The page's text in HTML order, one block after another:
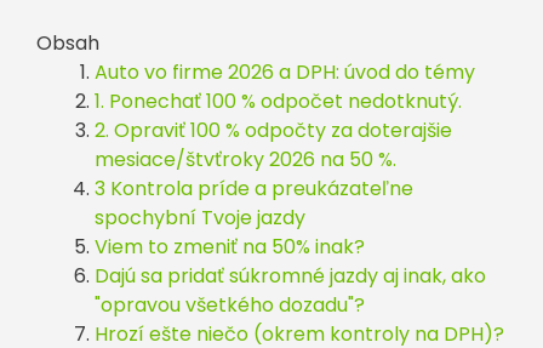
Obsah
Auto vo firme 2026 a DPH: úvod do témy
1. Ponechať 100 % odpočet nedotknutý.
2. Opraviť 100 % odpočty za doterajšie
mesiace/štvťroky 2026 na 50 %.
3 Kontrola príde a preukázateľne
spochybní Tvoje jazdy
Viem to zmeniť na 50% inak?
Dajú sa pridať súkromné jazdy aj inak, ako
"opravou všetkého dozadu"?
Hrozí ešte niečo (okrem kontroly na DPH)?